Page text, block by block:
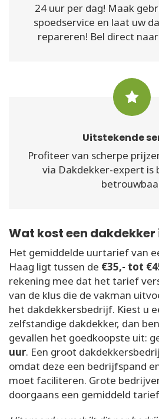
24 uur per dag! Maak
spoedservice en laat uw
repareren! Bel direct naar
Uitstekende
Profiteer van scherpe
via Dakdekker-expert is
Wat kost een dakdekker
Het gemiddelde uurtarief van
Haag ligt tussen de €35,- tot
rekening mee dat het tarief
van de klus die de vakman
het dakdekkersbedrijf. Kiest u
zelfstandige dakdekker, dan
gevallen het goedkoopste uit:
uur. Een groot
omdat deze een bedrijfspand
moet faciliteren. Grote
doorgaans een gemiddeld